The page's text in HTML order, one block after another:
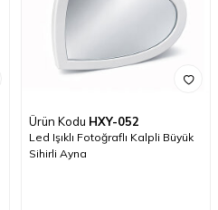
Ürün Kodu HXY-052
Led Işıklı Fotoğraflı Kalpli Büyük
Sihirli Ayna